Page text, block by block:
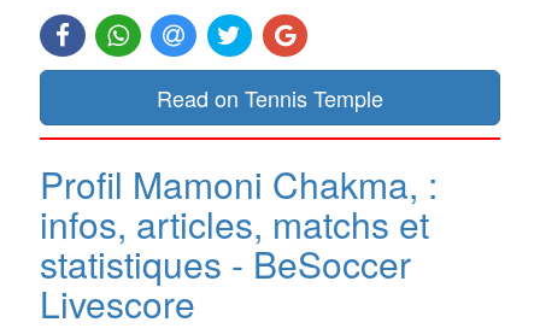
Read on Tennis Temple
Profil Mamoni Chakma, :
infos, articles, matchs et
statistiques - BeSoccer
Livescore